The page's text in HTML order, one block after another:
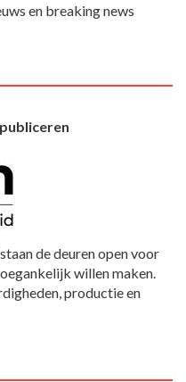
en breaking news
de deuren open voor
willen maken.
productie en